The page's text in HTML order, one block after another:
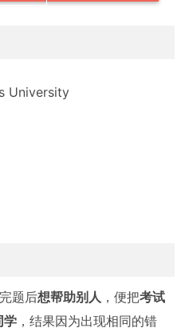
University
题后想帮助别人 ，便把考试
学 ，结果因为出现相同的错